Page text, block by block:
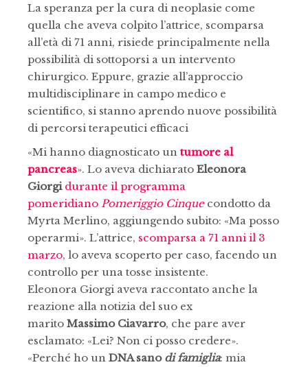
La speranza per la cura di neoplasie come
quella che aveva colpito l’attrice, scomparsa
all’età di 71 anni, risiede principalmente nella
possibilità di sottoporsi a un intervento
chirurgico. Eppure, grazie all’approccio
multidisciplinare in campo medico e
scientifico, si stanno aprendo nuove possibilità
di percorsi terapeutici efficaci
«Mi hanno diagnosticato un tumore al
pancreas». Lo aveva dichiarato Eleonora
Giorgi durante il programma
pomeridiano Pomeriggio Cinquecondotto da
Myrta Merlino, aggiungendo subito: «Ma posso
operarmi». L’attrice, scomparsa a 71 anni il 3
marzo, lo aveva scoperto per caso, facendo un
controllo per una tosse insistente.
Eleonora Giorgi aveva raccontato anche la
reazione alla notizia del suo ex
marito Massimo Ciavarro, che pare aver
esclamato: «Lei? Non ci posso credere».
«Perché ho un DNA sano di famiglia: mia